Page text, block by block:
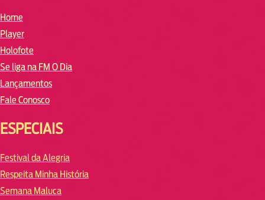
Home
Player
Holofote
Se liga na FM O Dia
Lançamentos
Fale Conosco
ESPECIAIS
Festival da Alegria
Respeita Minha História
Semana Maluca